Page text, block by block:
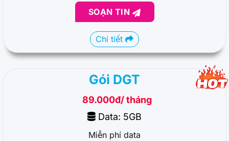
SOẠN TIN
Chi tiết
Gói DGT
89.000đ/ tháng
Data: 5GB
Miễn phí data